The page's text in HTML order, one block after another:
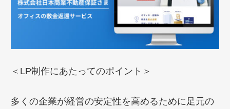
＜LP制作にあたってのポイント＞
多くの企業が経営の安定性を高めるために足元の